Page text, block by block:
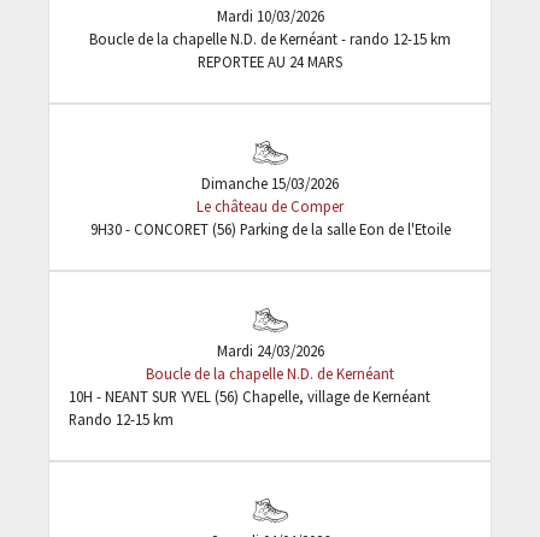
Mardi 10/03/2026
Boucle de la chapelle N.D. de Kernéant - rando 12-15 km
REPORTEE AU 24 MARS
Dimanche 15/03/2026
Le château de Comper
9H30 - CONCORET (56) Parking de la salle Eon de l'Etoile
Mardi 24/03/2026
Boucle de la chapelle N.D. de Kernéant
10H - NEANT SUR YVEL (56) Chapelle, village de Kernéant
Rando 12-15 km